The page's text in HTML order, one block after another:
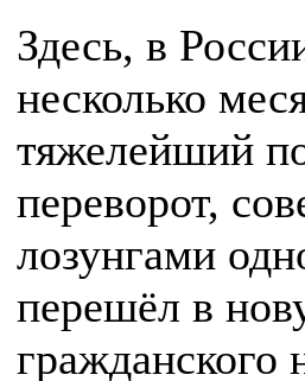
Здесь, в
несколько
тяжелейший
переворот,
лозунгами
перешёл в
гражданского